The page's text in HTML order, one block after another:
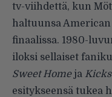
tv-viihdettä, kun
haltuunsa
finaalissa. 1980-
iloksi sellaiset
Sweet Homeja
esitykseensä tukea